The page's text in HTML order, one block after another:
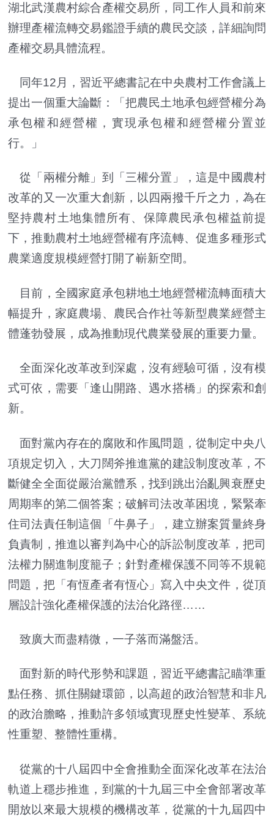
湖北武漢農村綜合產權交易所，同工作人員和前來
辦理產權流轉交易鑑證手續的農民交談，詳細詢問
產權交易具體流程。
同年12月，習近平總書記在中央農村工作會議上
提出一個重大論斷：「把農民土地承包經營權分為
承包權和經營權，實現承包權和經營權分置並
行。」
從「兩權分離」到「三權分置」，這是中國農村
改革的又一次重大創新，以四兩撥千斤之力，為在
堅持農村土地集體所有、保障農民承包權益前提
下，推動農村土地經營權有序流轉、促進多種形式
農業適度規模經營打開了嶄新空間。
目前，全國家庭承包耕地土地經營權流轉面積大
幅提升，家庭農場、農民合作社等新型農業經營主
體蓬勃發展，成為推動現代農業發展的重要力量。
全面深化改革改到深處，沒有經驗可循，沒有模
式可依，需要「逢山開路、遇水搭橋」的探索和創
新。
面對黨內存在的腐敗和作風問題，從制定中央八
項規定切入，大刀闊斧推進黨的建設制度改革，不
斷健全全面從嚴治黨體系，找到跳出治亂興衰歷史
周期率的第二個答案；破解司法改革困境，緊緊牽
住司法責任制這個「牛鼻子」，建立辦案質量終身
負責制，推進以審判為中心的訴訟制度改革，把司
法權力關進制度籠子；針對產權保護不同等不規範
問題，把「有恆產者有恆心」寫入中央文件，從頂
層設計強化產權保護的法治化路徑……
致廣大而盡精微，一子落而滿盤活。
面對新的時代形勢和課題，習近平總書記瞄準重
點任務、抓住關鍵環節，以高超的政治智慧和非凡
的政治膽略，推動許多領域實現歷史性變革、系統
性重塑、整體性重構。
從黨的十八屆四中全會推動全面深化改革在法治
軌道上穩步推進，到黨的十九屆三中全會部署改革
開放以來最大規模的機構改革，從黨的十九屆四中